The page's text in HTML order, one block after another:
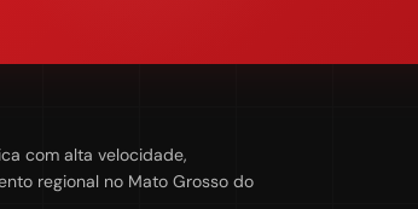
com alta velocidade,
regional no Mato Grosso do